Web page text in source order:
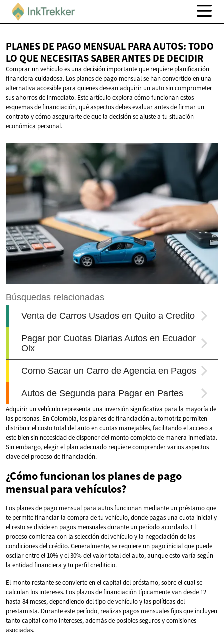
PLANES DE PAGO MENSUAL PARA AUTOS: TODO
LO QUE NECESITAS SABER ANTESDE DECIDIR
Comprar un vehículo es una decisión importante que requiere planificación
financiera cuidadosa. Los planes de pago mensual se han convertido en una
alternativa accesible para quienes desean adquirir un auto sin comprometer
sus ahorros de inmediato. Este artículo explora cómo funcionan estos
esquemas de financiación, qué aspectos debes evaluar antes de firmar un
contrato y cómo asegurarte de que la decisión se ajuste a tu situación
económica personal.
Adquirir un vehículo representa una inversión significativa para la mayoría de
las personas. En Colombia, los planes de financiación automotriz permiten
distribuir el costo total del auto en cuotas manejables, facilitando el acceso a
este bien sin necesidad de disponer del monto completo de manera inmediata.
Sin embargo, elegir el plan adecuado requiere comprender varios aspectos
clave del proceso de financiación.
¿Cómo funcionan los planes de pago
mensual para vehículos?
Los planes de pago mensual para autos funcionan mediante un préstamo que
te permite financiar la compra de tu vehículo, donde pagas una cuota inicial y
el resto se divide en pagos mensuales durante un período acordado. El
proceso comienza con la selección del vehículo y la negociación de las
condiciones del crédito. Generalmente, se requiere un pago inicial que puede
oscilar entre el 10% y el 30% del valor total del auto, aunque esto varía según
la entidad financiera y tu perfil crediticio.
El monto restante se convierte en el capital del préstamo, sobre el cual se
calculan los intereses. Los plazos de financiación típicamente van desde 12
hasta 84 meses, dependiendo del tipo de vehículo y las políticas del
prestamista. Durante este período, realizas pagos mensuales fijos que incluyen
tanto capital como intereses, además de posibles seguros y comisiones
asociadas.